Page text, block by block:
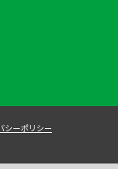
シーポリシー